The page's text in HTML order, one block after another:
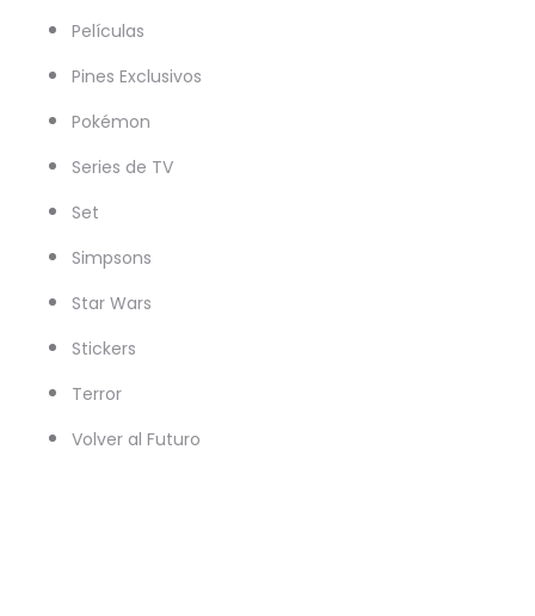
Películas
Pines Exclusivos
Pokémon
Series de TV
Set
Simpsons
Star Wars
Stickers
Terror
Volver al Futuro